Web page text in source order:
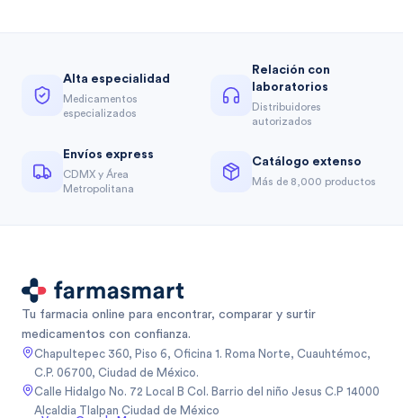
Alta especialidad
Medicamentos
especializados
Relación con
laboratorios
Distribuidores
autorizados
Envíos express
CDMX y Área
Metropolitana
Catálogo extenso
Más de 8,000 productos
Tu farmacia online para encontrar, comparar y surtir
medicamentos con confianza.
Chapultepec 360, Piso 6, Oficina 1. Roma Norte, Cuauhtémoc,
C.P. 06700, Ciudad de México.
Calle Hidalgo No. 72 Local B Col. Barrio del niño Jesus C.P 14000
Alcaldia Tlalpan Ciudad de México